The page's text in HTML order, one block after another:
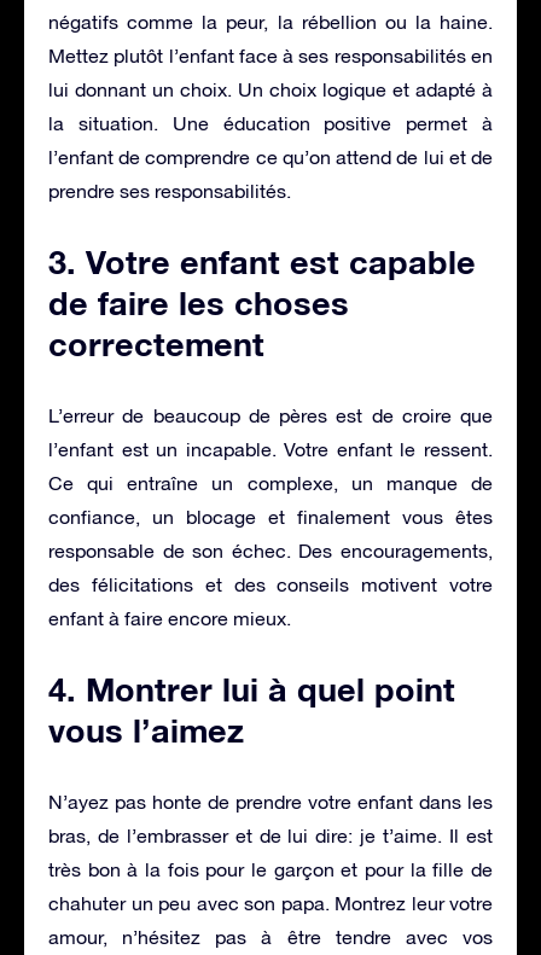
négatifs comme la peur, la rébellion ou la haine.
Mettez plutôt l’enfant face à ses responsabilités en
lui donnant un choix. Un choix logique et adapté à
la situation. Une éducation positive permet à
l’enfant de comprendre ce qu’on attend de lui et de
prendre ses responsabilités.
3. Votre enfant est capable
de faire les choses
correctement
L’erreur de beaucoup de pères est de croire que
l’enfant est un incapable. Votre enfant le ressent.
Ce qui entraîne un complexe, un manque de
confiance, un blocage et finalement vous êtes
responsable de son échec. Des encouragements,
des félicitations et des conseils motivent votre
enfant à faire encore mieux.
4. Montrer lui à quel point
vous l’aimez
N’ayez pas honte de prendre votre enfant dans les
bras, de l’embrasser et de lui dire: je t’aime. Il est
très bon à la fois pour le garçon et pour la fille de
chahuter un peu avec son papa. Montrez leur votre
amour, n’hésitez pas à être tendre avec vos